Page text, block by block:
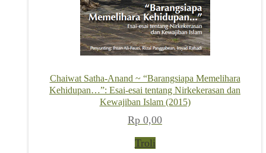
Chaiwat Satha-Anand ~ “Barangsiapa Memelihara
Kehidupan…”: Esai-esai tentang Nirkekerasan dan
Kewajiban Islam (2015)
Rp 0,00
Troli